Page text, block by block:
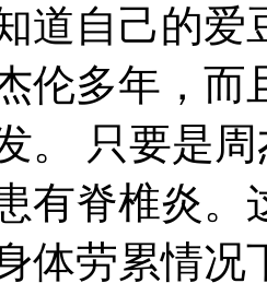
道自己的爱
伦多年，而
。 只要是
有脊椎炎。
体劳累情况